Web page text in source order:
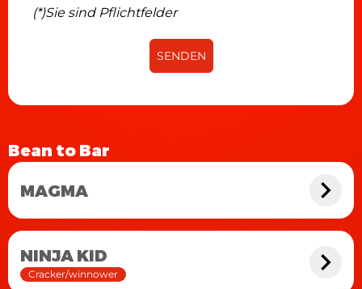
(*)Sie sind Pflichtfelder
SENDEN
Bean to Bar
MAGMA
NINJA KID
Cracker/winnower